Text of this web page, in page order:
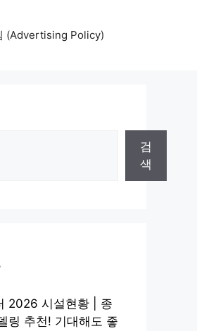
(Advertising Policy)
검
색
2026 시설현황 | 종
링 추천! 기대해도 좋